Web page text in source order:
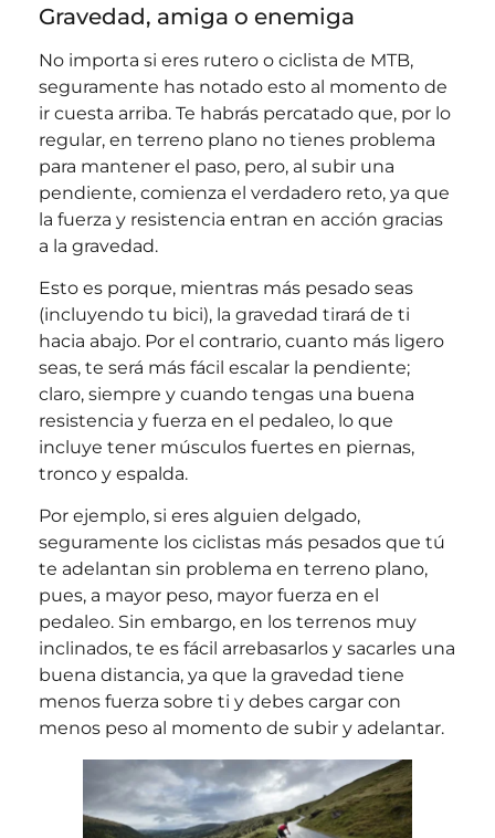
Gravedad, amiga o enemiga
No importa si eres rutero o ciclista de MTB,
seguramente has notado esto al momento de
ir cuesta arriba. Te habrás percatado que, por lo
regular, en terreno plano no tienes problema
para mantener el paso, pero, al subir una
pendiente, comienza el verdadero reto, ya que
la fuerza y resistencia entran en acción gracias
a la gravedad.
Esto es porque, mientras más pesado seas
(incluyendo tu bici), la gravedad tirará de ti
hacia abajo. Por el contrario, cuanto más ligero
seas, te será más fácil escalar la pendiente;
claro, siempre y cuando tengas una buena
resistencia y fuerza en el pedaleo, lo que
incluye tener músculos fuertes en piernas,
tronco y espalda.
Por ejemplo, si eres alguien delgado,
seguramente los ciclistas más pesados que tú
te adelantan sin problema en terreno plano,
pues, a mayor peso, mayor fuerza en el
pedaleo. Sin embargo, en los terrenos muy
inclinados, te es fácil arrebasarlos y sacarles una
buena distancia, ya que la gravedad tiene
menos fuerza sobre ti y debes cargar con
menos peso al momento de subir y adelantar.